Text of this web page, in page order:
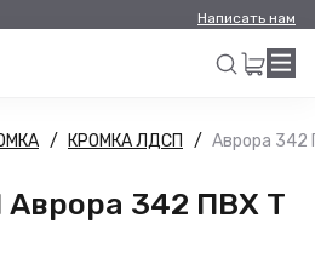
Написать нам
Искать
КРОМКА ЛДСП Аврора 342
342 ПВХ Т